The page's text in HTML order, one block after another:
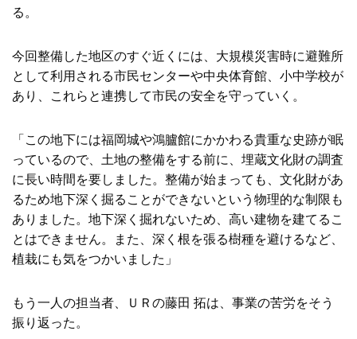
る。
今回整備した地区のすぐ近くには、大規模災害時に避難所
として利用される市民センターや中央体育館、小中学校が
あり、これらと連携して市民の安全を守っていく。
「この地下には福岡城や鴻臚館にかかわる貴重な史跡が眠
っているので、土地の整備をする前に、埋蔵文化財の調査
に長い時間を要しました。整備が始まっても、文化財があ
るため地下深く掘ることができないという物理的な制限も
ありました。地下深く掘れないため、高い建物を建てるこ
とはできません。また、深く根を張る樹種を避けるなど、
植栽にも気をつかいました」
もう一人の担当者、ＵＲの藤田 拓は、事業の苦労をそう
振り返った。